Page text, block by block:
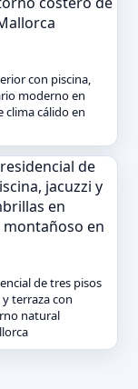
con piscina,
moderno en
cálido en
de tres pisos
terraza con
natural